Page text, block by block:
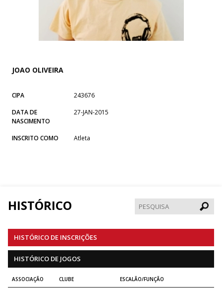
JOAO OLIVEIRA
CIPA
243676
DATA DE
NASCIMENTO
27-JAN-2015
INSCRITO COMO Atleta
HISTÓRICO
HISTÓRICO DE INSCRIÇÕES
HISTÓRICO DE JOGOS
ASSOCIAÇÃO CLUBE ESCALÃO/FUNÇÃO